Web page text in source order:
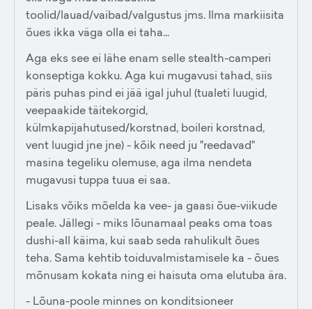
toolid/lauad/vaibad/valgustus jms. Ilma markiisita
õues ikka väga olla ei taha...
Aga eks see ei lähe enam selle stealth-camperi
konseptiga kokku. Aga kui mugavusi tahad, siis
päris puhas pind ei jää igal juhul (tualeti luugid,
veepaakide täitekorgid,
külmkapijahutused/korstnad, boileri korstnad,
vent luugid jne jne) - kõik need ju "reedavad"
masina tegeliku olemuse, aga ilma nendeta
mugavusi tuppa tuua ei saa.
Lisaks võiks mõelda ka vee- ja gaasi õue-viikude
peale. Jällegi - miks lõunamaal peaks oma toas
dushi-all käima, kui saab seda rahulikult õues
teha. Sama kehtib toiduvalmistamisele ka - õues
mõnusam kokata ning ei haisuta oma elutuba ära.
- Lõuna-poole minnes on konditsioneer